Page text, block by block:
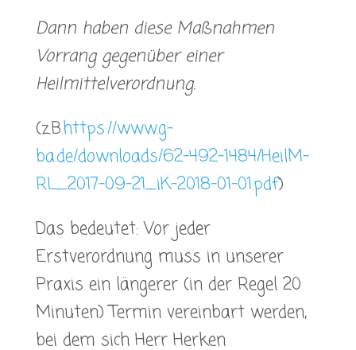
Dann haben diese Maßnahmen
Vorrang gegenüber einer
Heilmittelverordnung.
(z.B.https://www.g-
ba.de/downloads/62-492-1484/HeilM-
RL_2017-09-21_iK-2018-01-01.pdf)
Das bedeutet: Vor jeder
Erstverordnung muss in unserer
Praxis ein längerer (in der Regel 20
Minuten) Termin vereinbart werden,
bei dem sich Herr Herken